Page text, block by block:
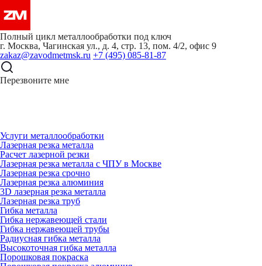
Полный цикл металлообработки под ключ
г. Москва, Чагинская ул., д. 4, стр. 13, пом. 4/2, офис 9
zakaz@zavodmetmsk.ru +7 (495) 085-81-87
Перезвоните мне
Услуги металлообработки
Лазерная резка металла
Расчет лазерной резки
Лазерная резка металла с ЧПУ в Москве
Лазерная резка срочно
Лазерная резка алюминия
3D лазерная резка металла
Лазерная резка труб
Гибка металла
Гибка нержавеющей стали
Гибка нержавеющей трубы
Радиусная гибка металла
Высокоточная гибка металла
Порошковая покраска